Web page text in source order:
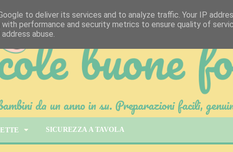
da un anno in su. Preparazioni facili,
SICUREZZA A TAVOLA
to deliver its services and to analyze traffic. Your IP
with performance and security metrics to ensure quality of
abuse.